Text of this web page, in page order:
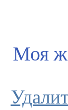
Моя